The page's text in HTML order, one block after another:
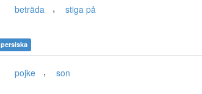
beträda , stiga på
persiska
pojke , son